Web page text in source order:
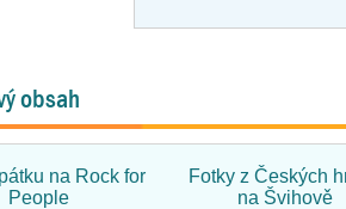
obsah
na Rock for
People
Fotky z Českých
na Švihově